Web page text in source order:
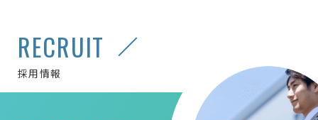
RECRUIT
採用情報